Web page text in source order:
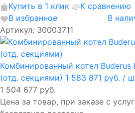
Купить в 1 клик
К сравнению
В избранное
В
Артикул: 30003711
Комбинированный котел Buderus
(отд. секциями) 1 583 871 руб. /
1 504 677 руб.
Цена за товар, при заказе с